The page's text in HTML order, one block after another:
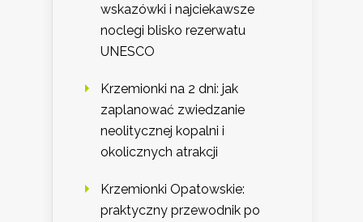
wskazówki i najciekawsze
noclegi blisko rezerwatu
UNESCO
Krzemionki na 2 dni: jak
zaplanować zwiedzanie
neolitycznej kopalni i
okolicznych atrakcji
Krzemionki Opatowskie:
praktyczny przewodnik po